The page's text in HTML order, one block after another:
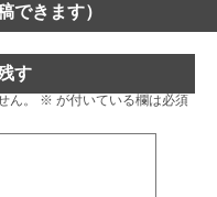
できます）
す
ん。 ※ が付いている欄は必須